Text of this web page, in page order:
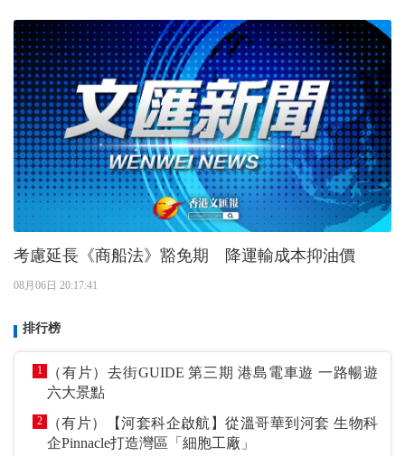
考慮延長《商船法》豁免期 降運輸成本抑油價
08月06日 20:17:41
排行榜
1
（有片）去街GUIDE 第三期 港島電車遊 一路暢遊
六大景點
2
（有片）【河套科企啟航】從溫哥華到河套 生物科
企Pinnacle打造灣區「細胞工廠」